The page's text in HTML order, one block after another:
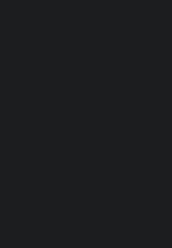
日本優勝
ィレクション